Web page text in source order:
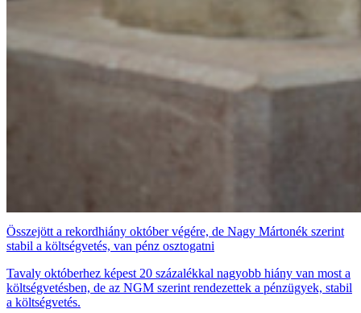
Összejött a rekordhiány október végére, de Nagy Mártonék szerint
stabil a költségvetés, van pénz osztogatni
Tavaly októberhez képest 20 százalékkal nagyobb hiány van most a
költségvetésben, de az NGM szerint rendezettek a pénzügyek, stabil
a költségvetés.